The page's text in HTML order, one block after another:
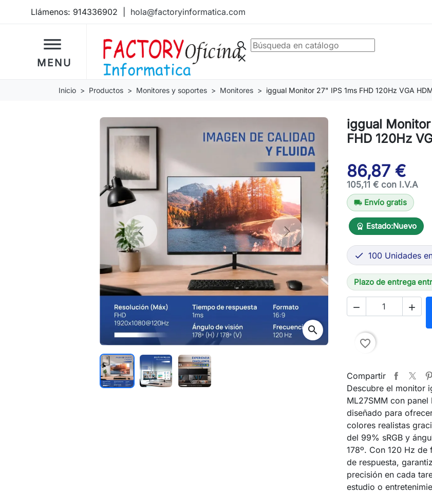
Llámenos: 914336902 hola@factoryinformatica.com
dehaze
MENU
search
clear
Inicio Productos Monitores y soportes Monitores iggual Monitor 27" IPS 1ms FHD 120Hz VGA
Previous Next
search
iggual
FHD 120Hz
86,87 €
105,11 € con I.V.A
local_shipping Envío gratis
workspace_premium Estado:Nuevo
 100 Unidades
Plazo de entrega
 
favorite_border
Compartir
Descubre el monitor
ML27SMM con panel
diseñado para
colores realistas
del 99% sRGB y
178º. Con 120 Hz de
de respuesta,
precisión en cada
estudio o